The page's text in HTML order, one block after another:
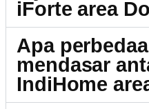
iForte area
Apa
mendasar
IndiHome